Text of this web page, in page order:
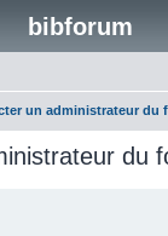
bibforum
un administrateur du
du